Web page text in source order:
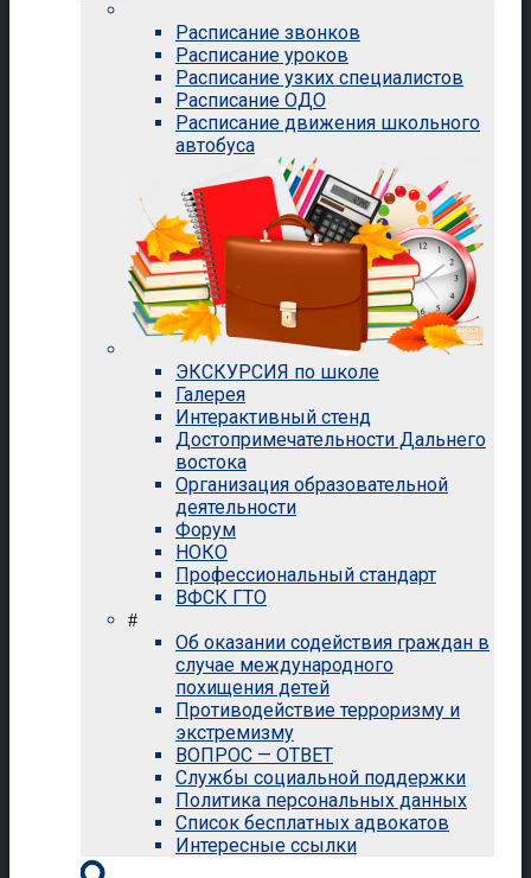
Расписание звонков
Расписание уроков
Расписание узких специалистов
Расписание ОДО
Расписание движения школьного
автобуса
ЭКСКУРСИЯ по школе
Галерея
Интерактивный стенд
Достопримечательности Дальнего
востока
Организация образовательной
деятельности
Форум
НОКО
Профессиональный стандарт
ВФСК ГТО
#
Об оказании содействия граждан в
случае международного
похищения детей
Противодействие терроризму и
экстремизму
ВОПРОС — ОТВЕТ
Службы социальной поддержки
Политика персональных данных
Список бесплатных адвокатов
Интересные ссылки